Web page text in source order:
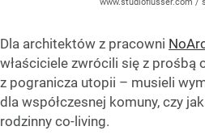
Dla architektów z pracowni
właściciele zwrócili się z prośbą
z pogranicza utopii – musieli
dla współczesnej komuny, czy
rodzinny co-living.